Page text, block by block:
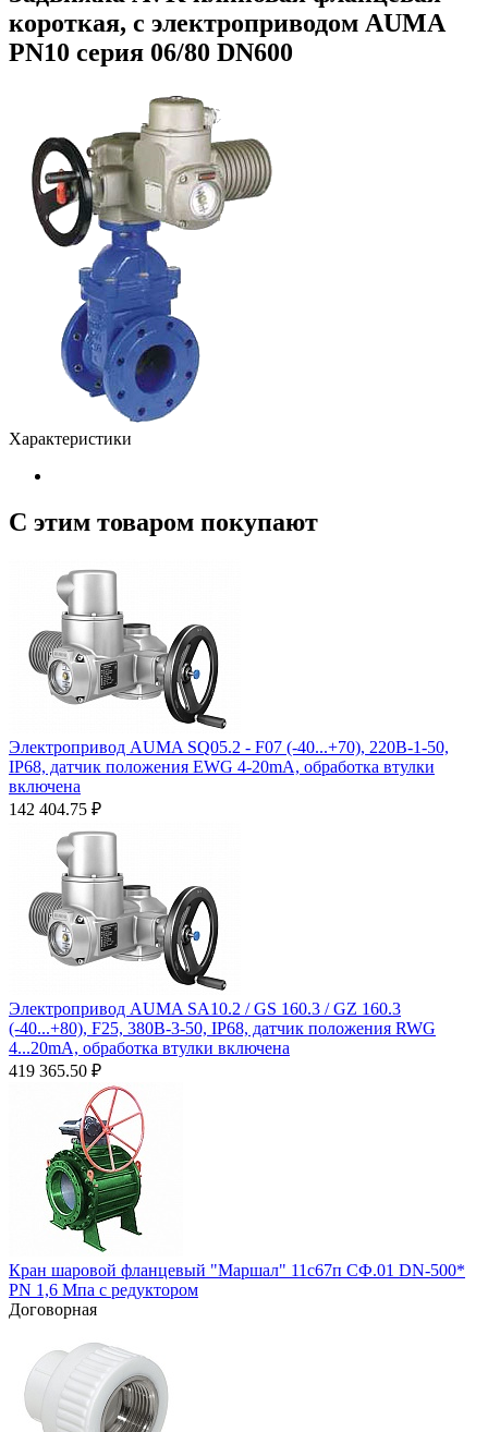
короткая, с электроприводом AUMA
PN10 серия 06/80 DN600
Характеристики
С этим товаром покупают
Электропривод AUMA SQ05.2 - F07 (-40...+70), 220B-1-50,
IP68, датчик положения EWG 4-20mA, обработка втулки
включена
142 404.75 ₽
Электропривод AUMA SA10.2 / GS 160.3 / GZ 160.3
(-40...+80), F25, 380B-3-50, IP68, датчик положения RWG
4...20mA, обработка втулки включена
419 365.50 ₽
Кран шаровой фланцевый "Маршал" 11с67п СФ.01 DN-500*
PN 1,6 Мпа с редуктором
Договорная